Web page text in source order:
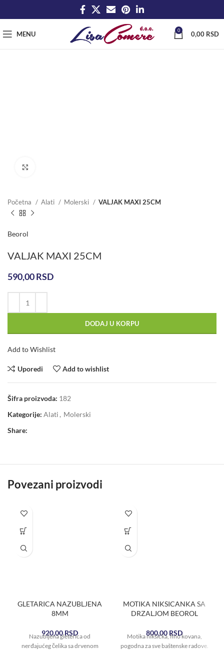
MENU 0 0,00 RSD
Početna Alati Molerski VALJAK MAXI 25CM
Beorol
VALJAK MAXI 25CM
590,00RSD
DODAJ U KORPU
Add to Wishlist
Uporedi Add to wishlist
Šifra proizvoda: 182
Kategorije: Alati , Molerski
Share:
Povezani proizvodi
GLETARICA NAZUBLJENA
8MM
920,00RSD
Nazubljena gleterica od
nerđajućeg čelika sa drvenom
MOTIKA NIKSICANKA SA
DRZALJOM BEOROL
800,00 RSD
Motika nikšićka, fino kovana,
pogodna za sve baštenske radove.